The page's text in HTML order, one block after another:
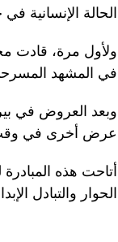
الحالة الإنسانية
ولأول مرة، قادت
في المشهد المسرحي
وبعد العروض في
عرض أخرى في وقت
أتاحت هذه
الحوار والتبادل